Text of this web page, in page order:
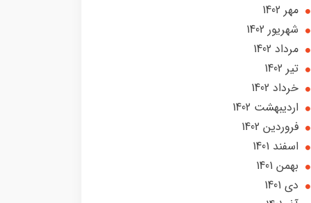
مهر 1402
شهریور 1402
مرداد 1402
تير 1402
خرداد 1402
ارديبهشت 1402
فروردین 1402
اسفند 1401
بهمن 1401
دی 1401